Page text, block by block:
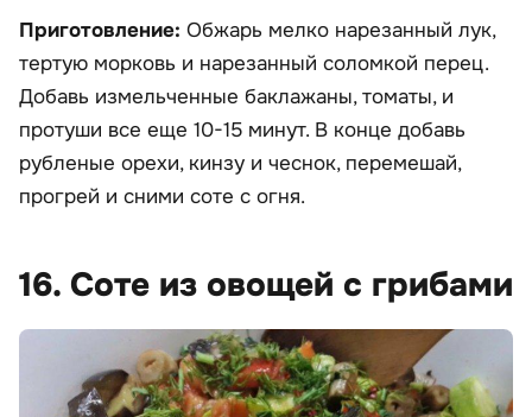
Приготовление: Обжарь мелко нарезанный лук,
тертую морковь и нарезанный соломкой перец.
Добавь измельченные баклажаны, томаты, и
протуши все еще 10-15 минут. В конце добавь
рубленые орехи, кинзу и чеснок, перемешай,
прогрей и сними соте с огня.
16. Соте из овощей с грибами